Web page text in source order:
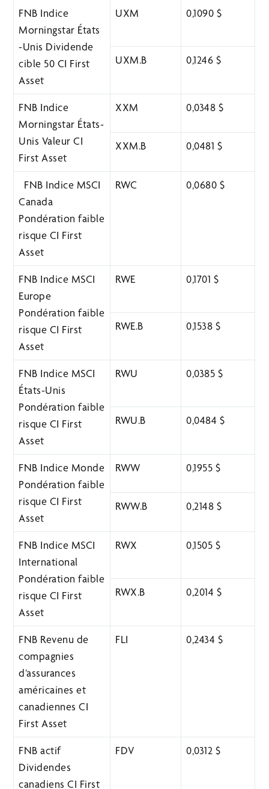
FNB Indice
Morningstar États
-Unis Dividende
cible 50 CI First
Asset
UXM 0,1090 $
UXM.B 0,1246 $
FNB Indice
Morningstar États-
Unis Valeur CI
First Asset
XXM 0,0348 $
XXM.B 0,0481 $
FNB Indice MSCI
Canada
Pondération faible
risque CI First
Asset
RWC 0,0680 $
FNB Indice MSCI
Europe
Pondération faible
risque CI First
Asset
RWE 0,1701 $
RWE.B 0,1538 $
FNB Indice MSCI
États-Unis
Pondération faible
risque CI First
Asset
RWU 0,0385 $
RWU.B 0,0484 $
FNB Indice Monde
Pondération faible
risque CI First
Asset
RWW 0,1955 $
RWW.B 0,2148 $
FNB Indice MSCI
International
Pondération faible
risque CI First
Asset
RWX 0,1505 $
RWX.B 0,2014 $
FNB Revenu de
compagnies
d’assurances
américaines et
canadiennes CI
First Asset
FLI 0,2434 $
FNB actif
Dividendes
canadiens CI First
FDV 0,0312 $